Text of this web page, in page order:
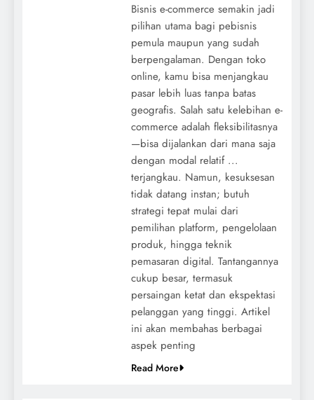
Bisnis e-commerce semakin jadi
pilihan utama bagi pebisnis
pemula maupun yang sudah
berpengalaman. Dengan toko
online, kamu bisa menjangkau
pasar lebih luas tanpa batas
geografis. Salah satu kelebihan e-
commerce adalah fleksibilitasnya
—bisa dijalankan dari mana saja
dengan modal relatif ...
terjangkau. Namun, kesuksesan
tidak datang instan; butuh
strategi tepat mulai dari
pemilihan platform, pengelolaan
produk, hingga teknik
pemasaran digital. Tantangannya
cukup besar, termasuk
persaingan ketat dan ekspektasi
pelanggan yang tinggi. Artikel
ini akan membahas berbagai
aspek penting
Read More